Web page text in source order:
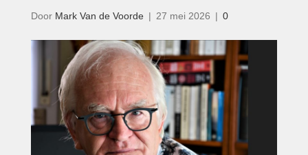
Door Mark Van de Voorde | 27 mei 2026 | 0